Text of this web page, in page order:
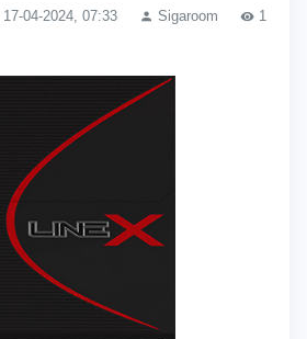
17-04-2024, 07:33 Sigaroom
1